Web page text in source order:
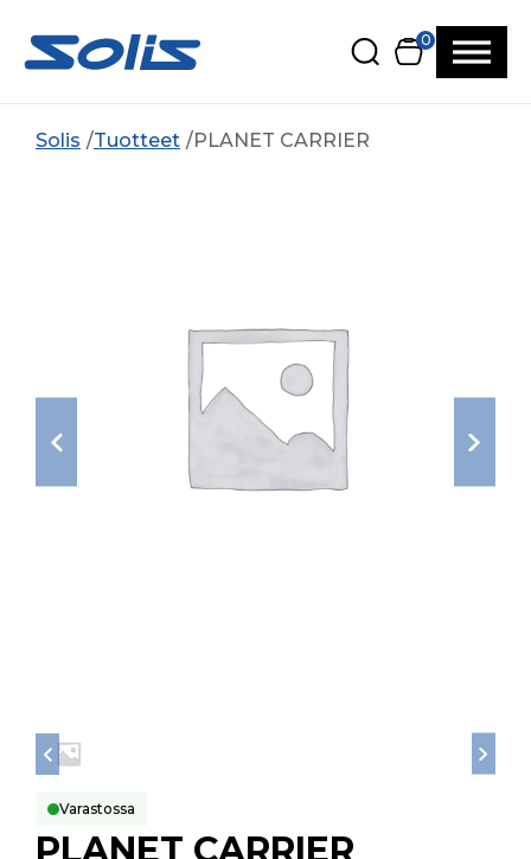
0
Solis Tuotteet PLANET CARRIER
Varastossa